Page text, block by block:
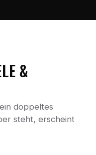
&
doppeltes
steht, erscheint